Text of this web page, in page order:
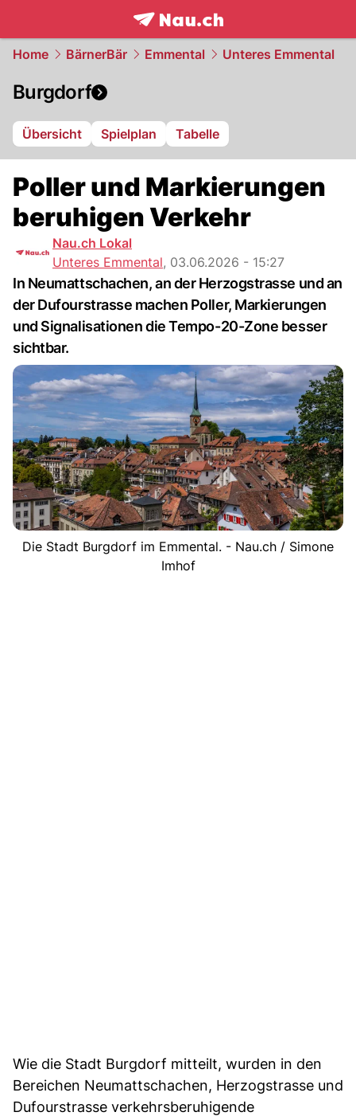
frontpage.NAU.ch
Home BärnerBär Emmental Unteres Emmental
Burgdorf
Übersicht Spielplan Tabelle
Poller und Markierungen
beruhigen Verkehr
Nau.ch Lokal
Unteres Emmental, 03.06.2026 - 15:27
In Neumattschachen, an der Herzogstrasse und an
der Dufourstrasse machen Poller, Markierungen
und Signalisationen die Tempo-20-Zone besser
sichtbar.
Die Stadt Burgdorf im Emmental. - Nau.ch / Simone
Imhof
Wie die Stadt Burgdorf mitteilt, wurden in den
Bereichen Neumattschachen, Herzogstrasse und
Dufourstrasse verkehrsberuhigende